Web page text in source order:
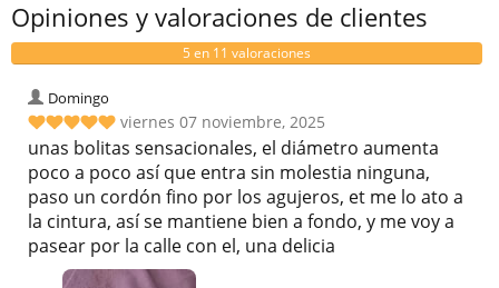
Opiniones y valoraciones de clientes
5 en 11 valoraciones
Domingo
viernes 07 noviembre, 2025
unas bolitas sensacionales, el diámetro aumenta
poco a poco así que entra sin molestia ninguna,
paso un cordón fino por los agujeros, et me lo ato a
la cintura, así se mantiene bien a fondo, y me voy a
pasear por la calle con el, una delicia